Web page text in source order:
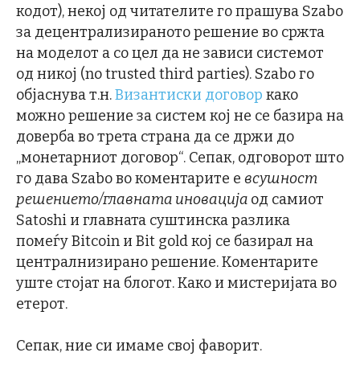
кодот), некој од читателите го прашува Szabo
за децентрализираното решение во сржта
на моделот а со цел да не зависи системот
од никој (no trusted third parties). Szabo го
објаснува т.н.Византиски договор како
можно решение за систем кој не се базира на
доверба во трета страна да се држи до
„монетарниот договор“. Сепак, одговорот што
го дава Szabo во коментарите е всушност
решението/главната иновација од самиот
Satoshi и главната суштинска разлика
помеѓу Bitcoin и Bit gold кој се базирал на
централнизирано решение. Коментарите
уште стојат на блогот. Како и мистеријата во
етерот.
Сепак, ние си имаме свој фаворит.